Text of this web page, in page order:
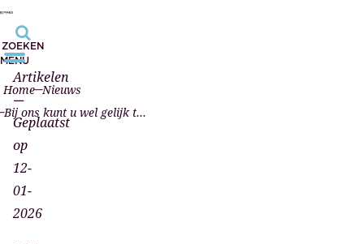
ZOEKEN
MENU
Home Nieuws
Bij ons kunt u wel gelijk terecht!
Artikelen
—
Geplaatst
op
12-
01-
2026